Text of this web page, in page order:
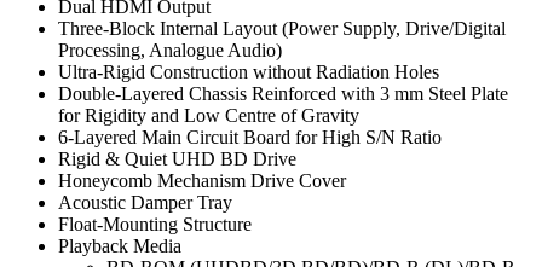
Dual HDMI Output
Three-Block Internal Layout (Power Supply, Drive/Digital
Processing, Analogue Audio)
Ultra-Rigid Construction without Radiation Holes
Double-Layered Chassis Reinforced with 3 mm Steel Plate
for Rigidity and Low Centre of Gravity
6-Layered Main Circuit Board for High S/N Ratio
Rigid & Quiet UHD BD Drive
Honeycomb Mechanism Drive Cover
Acoustic Damper Tray
Float-Mounting Structure
Playback Media